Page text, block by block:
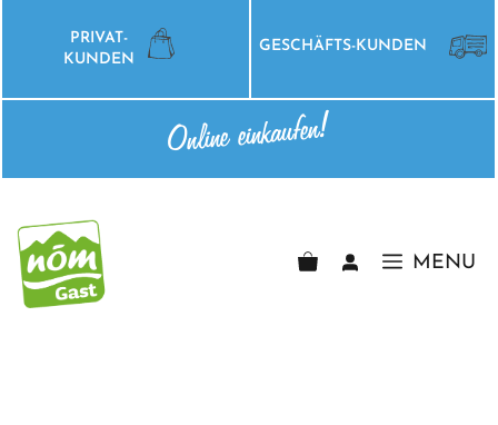
springen
PRIVAT-
KUNDEN
GESCHÄFTS-KUNDEN
Online einkaufen!
MENU